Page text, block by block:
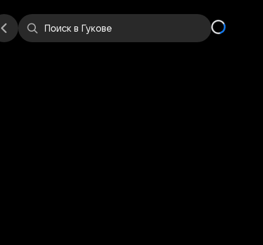
Поиск в Гукове
Места